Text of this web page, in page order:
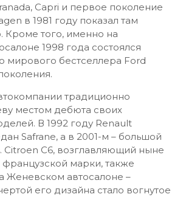
Capri и первое поколение
в 1981 году показал там
Кроме того, именно на
1998 года состоялся
мирового бестселлера Ford
традиционно
местом дебюта своих
В 1992 году Renault
Safrane, а в 2001-м – большой
Citroen C6, возглавляющий ныне
марки, также
Женевском автосалоне –
его дизайна стало вогнутое